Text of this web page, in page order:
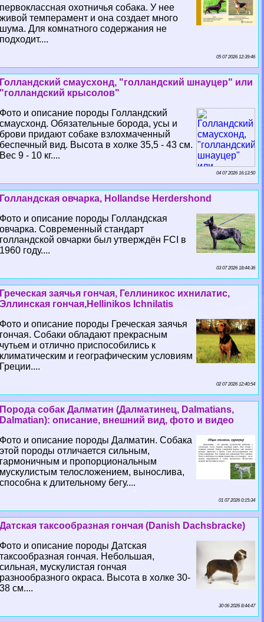
первоклассная охотничья собака. У нее
живой темперамент и она создает много
шума. Для комнатного содержания не
подходит....
05 07 2026 12:39:46
Голландский смаусхонд, "голландский шнауцер" или
"голландский крысолов"
Фото и описание породы Голландский
смаусхонд. Обязательные борода, усы и
брови придают собаке взлохмаченный
беспечный вид. Высота в холке 35,5 - 43 см.
Вес 9 - 10 кг....
04 07 2026 16:13:50
Голландская овчарка, Hollandse Herdershond
Фото и описание породы Голландская
овчарка. Современный стандарт
голландской овчарки был утверждён FCI в
1960 году....
03 07 2026 18:44:36
Греческая заячья гончая, Геллиникос ихнилатис,
Эллинская гончая,Hellinikos Ichnilatis
Фото и описание породы Греческая заячья
гончая. Собаки обладают прекрасным
чутьем и отлично приспособились к
климатическим и географическим условиям
Греции....
02 07 2026 12:40:54
Порода собак Далматин (Далматинец, Dalmatians,
Dalmatian): описание, внешний вид, фото и видео
Фото и описание породы Далматин. Собака
этой породы отличается сильным,
гармоничным и пропорциональным
мускулистым телосложением, вынослива,
способна к длительному бегу....
01 07 2026 0:15:34
Датская таксообразная гончая (Danish Dachsbracke)
Фото и описание породы Датская
таксообразная гончая. Небольшая,
сильная, мускулистая гончая
разнообразного окраса. Высота в холке 30-
38 см....
30 06 2026 8:44:47